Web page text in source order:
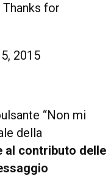
for
2015
“Non mi
della
al contributo delle